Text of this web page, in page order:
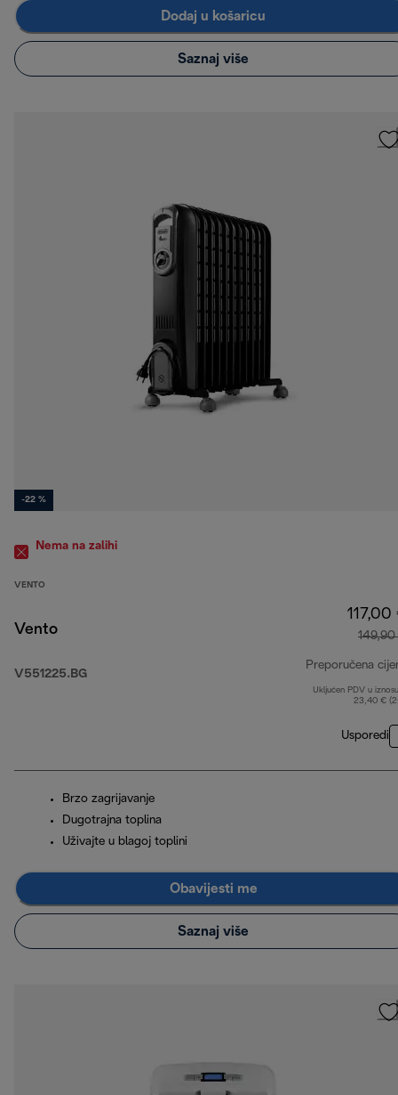
Dodaj u košaricu
Saznaj više
-22 %
Nema na zalihi
VENTO
Vento
V551225.BG
117,00
Preporučena
Uključen PDV u
23,40 €
Usporedi
Brzo zagrijavanje
Dugotrajna toplina
Uživajte u blagoj toplini
Obavijesti me
Saznaj više